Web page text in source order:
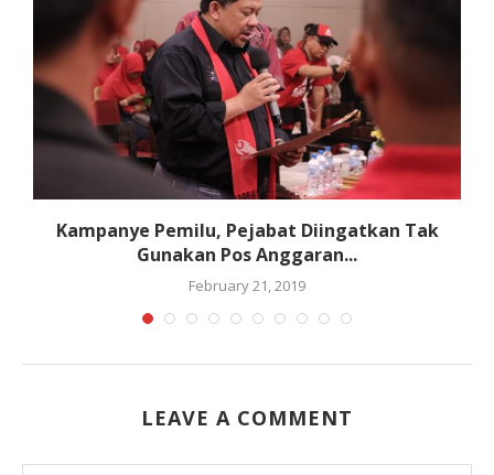
Kampanye Pemilu, Pejabat Diingatkan Tak
Gunakan Pos Anggaran...
February 21, 2019
LEAVE A COMMENT